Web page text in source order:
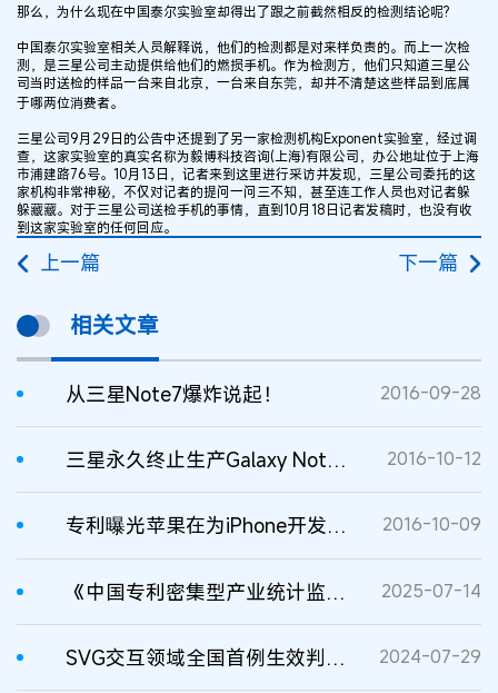
那么，为什么现在中国泰尔实验室却得出了跟之前截然相反的检测结论呢?
中国泰尔实验室相关人员解释说，他们的检测都是对来样负责的。而上一次检
测，是三星公司主动提供给他们的燃损手机。作为检测方，他们只知道三星公
司当时送检的样品一台来自北京，一台来自东莞，却并不清楚这些样品到底属
于哪两位消费者。
三星公司9月29日的公告中还提到了另一家检测机构Exponent实验室，经过调
查，这家实验室的真实名称为毅博科技咨询(上海)有限公司，办公地址位于上海
市浦建路76号。10月13日，记者来到这里进行采访并发现，三星公司委托的这
家机构非常神秘，不仅对记者的提问一问三不知，甚至连工作人员也对记者躲
躲藏藏。对于三星公司送检手机的事情，直到10月18日记者发稿时，也没有收
到这家实验室的任何回应。
上一篇 下一篇
相关文章
从三星Note7爆炸说起！ 2016-09-28
三星永久终止生产Galaxy Note7智能手机 2016-10-12
专利曝光苹果在为iPhone开发寿命更长、不会爆炸的电池 2016-10-09
《中国专利密集型产业统计监测报告（2024）》全文发布！ 2025-07-14
SVG交互领域全国首例生效判决出炉 2024-07-29